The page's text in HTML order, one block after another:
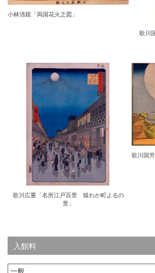
小林清親「両国花火之図」
歌川
歌川広重「名所江戸百景 猿わか町よるの
景」
歌川国
入館料
一般